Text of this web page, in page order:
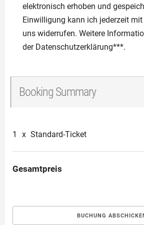
elektronisch erhoben und
Einwilligung kann ich jederzeit
uns widerrufen. Weitere
der Datenschutzerklärung***.
Booking Summary
1 x Standard-Ticket
Gesamtpreis